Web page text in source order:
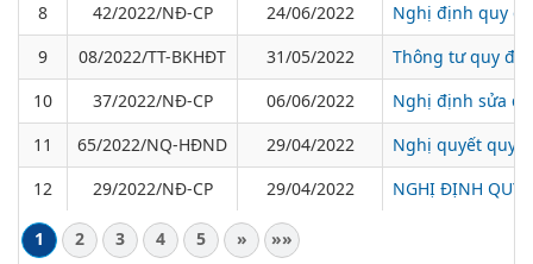
8 42/2022/NĐ-CP 24/06/2022
Nghị định quy
9
08/2022/TT-BKHĐT 31/05/2022
Thông tư quy
10
37/2022/NĐ-CP 06/06/2022
Nghị định sửa
11
65/2022/NQ-HĐND 29/04/2022
Nghị quyết quy
12
29/2022/NĐ-CP 29/04/2022 NGHỊ ĐỊNH QUY
1 2 3 4 5 » »»